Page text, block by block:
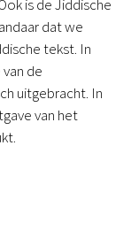
is de Jiddische
dat we
tekst. In
de
uitgebracht. In
van het